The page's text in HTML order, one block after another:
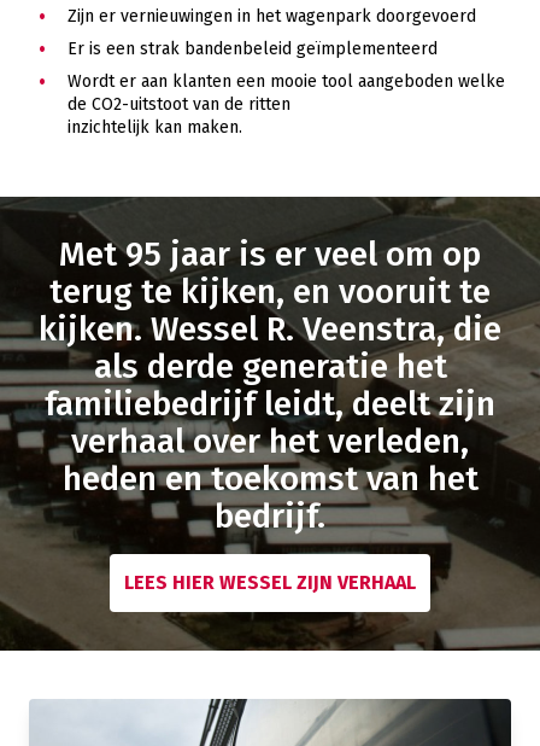
Zijn er vernieuwingen in het wagenpark doorgevoerd
Er is een strak bandenbeleid geïmplementeerd
Wordt er aan klanten een mooie tool aangeboden welke
de CO2-uitstoot van de ritten
inzichtelijk kan maken.
Met 95 jaar is er veel om op
terug te kijken, en vooruit te
kijken. Wessel R. Veenstra, die
als derde generatie het
familiebedrijf leidt, deelt zijn
verhaal over het verleden,
heden en toekomst van het
bedrijf.
LEES HIER WESSEL ZIJN VERHAAL